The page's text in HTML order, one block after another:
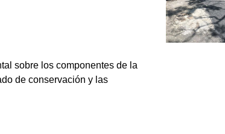
sobre los componentes de la
de conservación y las